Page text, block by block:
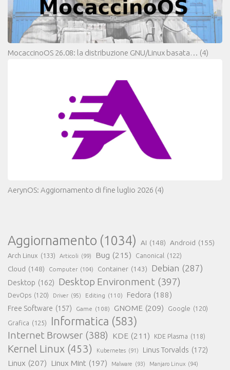
MocaccinoOS 26.08: la distribuzione GNU/Linux basata… (4)
AerynOS: Aggiornamento di fine luglio 2026 (4)
Aggiornamento (1034) AI (148) Android (155)
Arch Linux (133) Articoli (99) Bug (215) Canonical (122)
Cloud (148) Computer (104) Container (143) Debian (287)
Desktop (162) Desktop Environment (397)
DevOps (120) Driver (95) Editing (110) Fedora (188)
Free Software (157) Game (108) GNOME (209) Google (120)
Grafica (125) Informatica (583)
Internet Browser (388) KDE (211) KDE Plasma (118)
Kernel Linux (453) Kubernetes (91) Linus Torvalds (172)
Linux (207) Linux Mint (197) Malware (93) Manjaro Linux (94)